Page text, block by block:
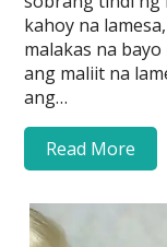
kahoy na
malakas na
ang maliit na
ang…
Read More